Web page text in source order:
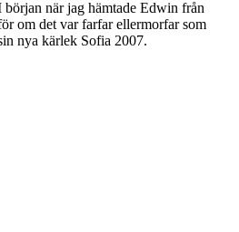
när jag hämtade Edwin från
om det var farfar ellermorfar som
nya kärlek Sofia 2007.